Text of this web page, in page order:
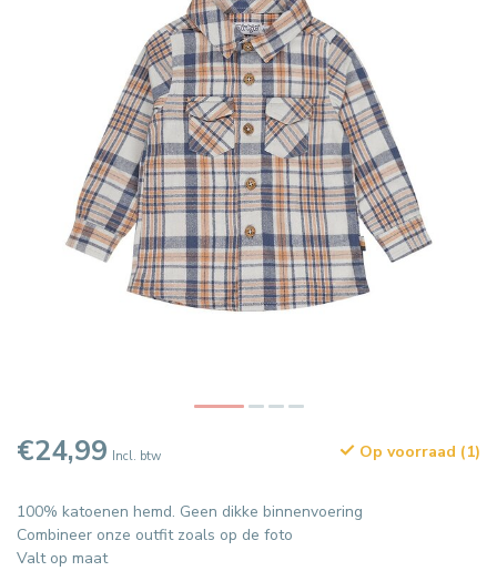
€24,99 Incl. btw Op voorraad (1)
100% katoenen hemd. Geen dikke binnenvoering
Combineer onze outfit zoals op de foto
Valt op maat